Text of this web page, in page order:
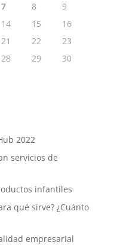
7 8
9
14 15
16
21 22
23
28 29
30
2022
servicios de
infantiles
qué sirve? ¿Cuánto
empresarial